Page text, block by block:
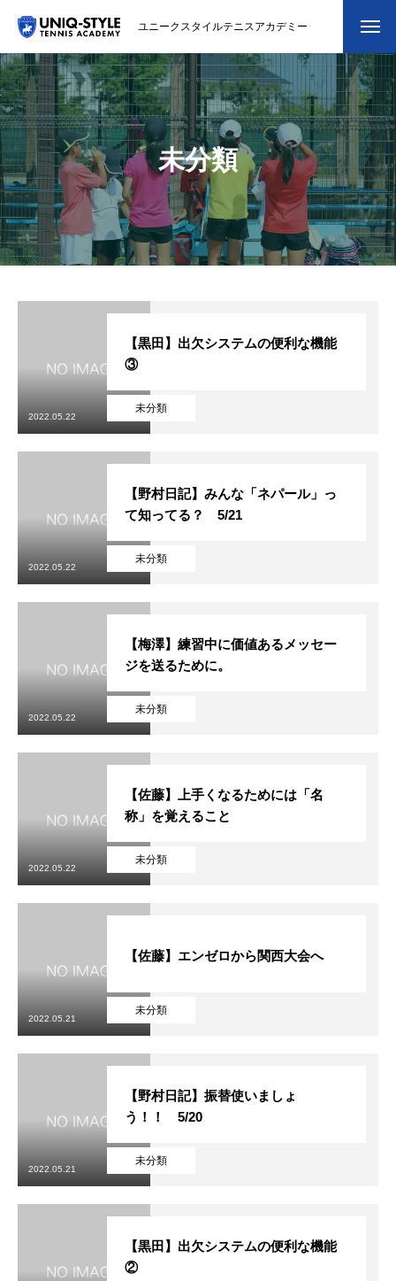
ユニークスタイルテニスアカデミー
初めての方
システム・クラス・料金
スクール紹介・コーチ紹介
大会・イベント
ブログ
会員専用ページ
システム・クラス・料金
未分類
未分類
【黒田】出欠システムの便利な機能
③
2022.05.22
未分類
【野村日記】みんな「ネパール」っ
て知ってる？ 5/21
2022.05.22
未分類
【梅澤】練習中に価値あるメッセー
ジを送るために。
2022.05.22
未分類
【佐藤】上手くなるためには「名
称」を覚えること
2022.05.22
未分類
【佐藤】エンゼロから関西大会へ
2022.05.21
未分類
【野村日記】振替使いましょ
う！！ 5/20
2022.05.21
【黒田】出欠システムの便利な機能
②